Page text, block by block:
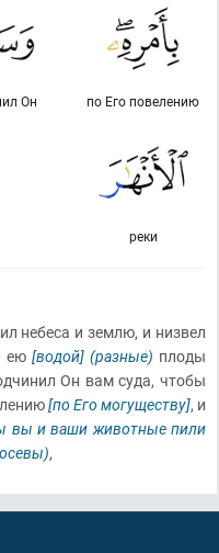
по Его повелению
Он
реки
небеса и землю, и низвел
ею [водой] (разные) плоды
Он вам суда, чтобы
[по Его могуществу], и
вы и ваши животные пили
,